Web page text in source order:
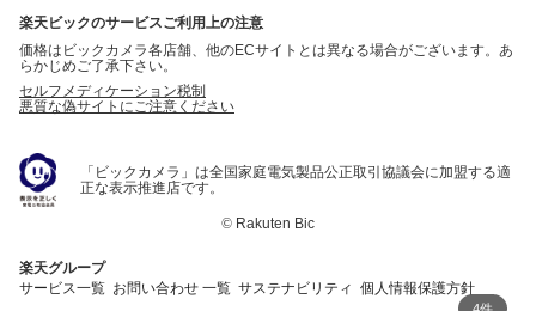
楽天ビックのサービスご利用上の注意
価格はビックカメラ各店舗、他のECサイトとは異なる場合がございます。あ
らかじめご了承下さい。
セルフメディケーション税制
悪質な偽サイトにご注意ください
「ビックカメラ」は全国家庭電気製品公正取引協議会に加盟する適
正な表示推進店です。
© Rakuten Bic
楽天グループ
サービス一覧 お問い合わせ 一覧 サステナビリティ 個人情報保護方針